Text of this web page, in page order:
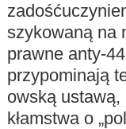
szykowaną na
prawne anty-
przypominają
owską ustawą,
kłamstwa o